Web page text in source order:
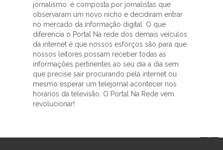
jornalismo. é composta por jornalistas que
observaram um novo nicho e decidiram entrar
no mercado da informação digital. O que
diferencia o Portal Na rede dos demais veículos
da internet é que nossos esforços são para que
nossos leitores possam receber todas as
informações pertinentes ao seu dia a dia sem
que precise sair procurando pela internet ou
mesmo esperar um telejornal acontecer nos
horários da televisão. O Portal Na Rede vem
revolucionar!